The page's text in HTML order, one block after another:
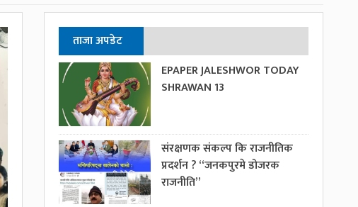
ताजा अपडेट
EPAPER JALESHWOR TODAY
SHRAWAN 13
संरक्षणक संकल्प कि राजनीतिक
प्रदर्शन ? “जनकपुरमे डोजरक
राजनीति”